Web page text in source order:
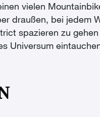
vielen
draußen, bei
spazieren zu
Universum